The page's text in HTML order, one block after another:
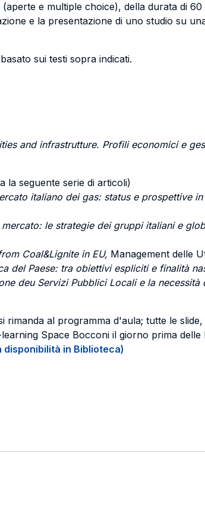
e multiple choice), della durata di
e la presentazione di uno studio su
sui testi sopra indicati.
and infrastrutture. Profili economici e
la seguente serie di articoli)
italiano dei gas: status e prospettive
mercato: le strategie dei gruppi italiani e
Coal&Lignite in EU, Management delle
del Paese: tra obiettivi espliciti e finalità
deu Servizi Pubblici Locali e la
rimanda al programma d'aula; tutte le
Space Bocconi il giorno prima delle
in Biblioteca)